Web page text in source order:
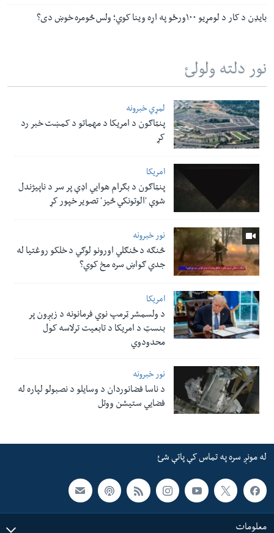
بایډن د کار د لومړیو ۱۰۰ورځو په اړه وینا کوي؛ ولس څومره خوښ دی؟
نور دلته ولولئ
لمړي خبرونه
پنټاګون د امریکا د مهماتو د کمښت خبر رد
کړ
امریکا
پنټاګون د بګرام هوایي اډې پر سر د ناپيژندل
شوې 'الوتونکي څيز' تصویر خپور کړ
نور خبرونه
څنګه د ځنګلي اورونو لوګي د خلکو روغتیا له
جدي ګواښ سره مخ کوي؟
امریکا
د ولسمشر ټرمپ نوي فرمانونه د زېږون پر
بنسټ د امریکا د تابعیت ترلاسه کول
محدودوي
نور خبرونه
د ناسا فضانوردان د وسایلو د نصبولو لپاره له
فضایي ستیشن ووتل
له مونږ سره په تماس کې پاتې شئ
معلومات